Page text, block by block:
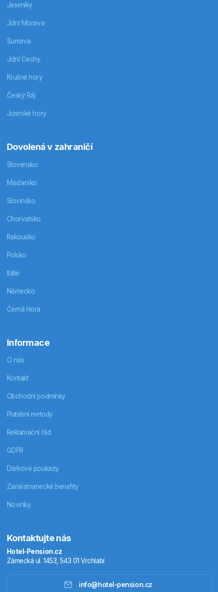
Jeseníky
Jižní Morava
Šumava
Jižní Čechy
Krušné hory
Český Ráj
Jizerské hory
Dovolená v zahraničí
Slovensko
Maďarsko
Slovinsko
Chorvatsko
Rakousko
Polsko
Itálie
Německo
Černá Hora
Informace
O nás
Kontakt
Obchodní podmínky
Platební metody
Reklamační řád
GDPR
Dárkové poukazy
Zaměstnanecké benefity
Novinky
Kontaktujte nás
Hotel-Pension.cz
Zámecká ul. 1453, 543 01 Vrchlabí
info@hotel-pension.cz